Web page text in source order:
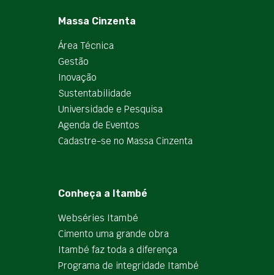
Massa Cinzenta
Área Técnica
Gestão
Inovação
Sustentabilidade
Universidade e Pesquisa
Agenda de Eventos
Cadastre-se no Massa Cinzenta
Conheça a Itambé
Webséries Itambé
Cimento uma grande obra
Itambé faz toda a diferença
Programa de integridade Itambé